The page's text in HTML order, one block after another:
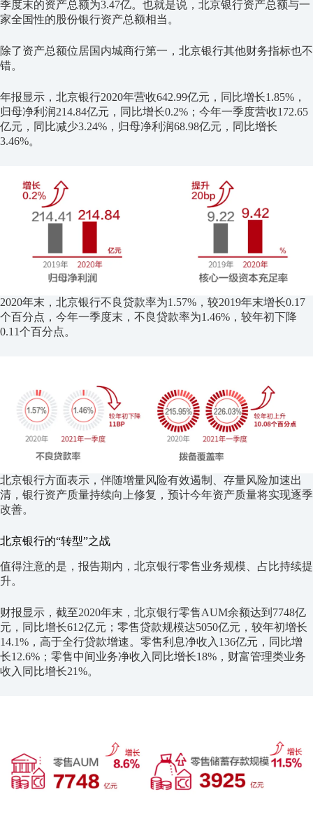
季度末的资产总额为3.47亿。也就是说，北京银行资产总额与一
家全国性的股份银行资产总额相当。
除了资产总额位居国内城商行第一，北京银行其他财务指标也不
错。
年报显示，北京银行2020年营收642.99亿元，同比增长1.85%，
归母净利润214.84亿元，同比增长0.2%；今年一季度营收172.65
亿元，同比减少3.24%，归母净利润68.98亿元，同比增长
3.46%。
2020年末，北京银行不良贷款率为1.57%，较2019年末增长0.17
个百分点，今年一季度末，不良贷款率为1.46%，较年初下降
0.11个百分点。
北京银行方面表示，伴随增量风险有效遏制、存量风险加速出
清，银行资产质量持续向上修复，预计今年资产质量将实现逐季
改善。
北京银行的“转型”之战
值得注意的是，报告期内，北京银行零售业务规模、占比持续提
升。
财报显示，截至2020年末，北京银行零售AUM余额达到7748亿
元，同比增长612亿元；零售贷款规模达5050亿元，较年初增长
14.1%，高于全行贷款增速。零售利息净收入136亿元，同比增
长12.6%；零售中间业务净收入同比增长18%，财富管理类业务
收入同比增长21%。